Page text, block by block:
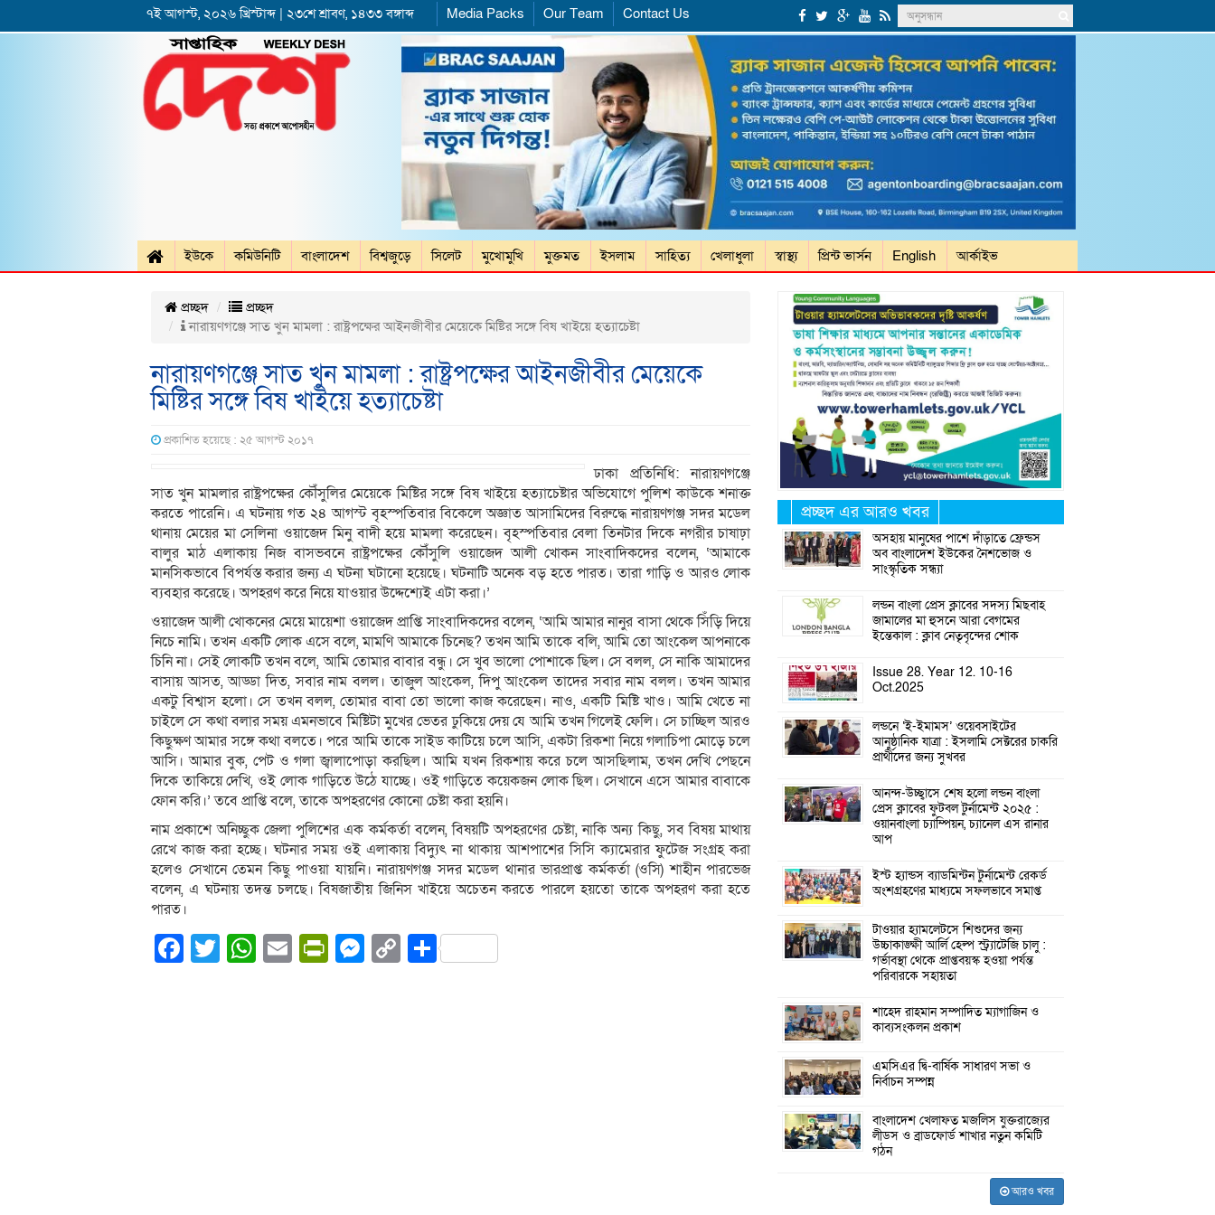
৭ই আগস্ট, ২০২৬ খ্রিস্টাব্দ | ২৩শে শ্রাবণ, ১৪৩৩ বঙ্গাব্দ Media Packs Our Team Contact Us
ইউকে কমিউনিটি বাংলাদেশ বিশ্বজুড়ে সিলেট মুখোমুখি মুক্তমত ইসলাম সাহিত্য খেলাধুলা স্বাস্থ্য প্রিন্ট ভার্সন English আর্কাইভ
প্রচ্ছদ
প্রচ্ছদ
নারায়ণগঞ্জে সাত খুন মামলা : রাষ্ট্রপক্ষের আইনজীবীর মেয়েকে মিষ্টির সঙ্গে বিষ খাইয়ে হত্যাচেষ্টা
নারায়ণগঞ্জে সাত খুন মামলা : রাষ্ট্রপক্ষের আইনজীবীর মেয়েকে
মিষ্টির সঙ্গে বিষ খাইয়ে হত্যাচেষ্টা
প্রকাশিত হয়েছে : ২৫ আগস্ট ২০১৭
ঢাকা প্রতিনিধি: নারায়ণগঞ্জে
সাত খুন মামলার রাষ্ট্রপক্ষের কৌঁসুলির মেয়েকে মিষ্টির সঙ্গে বিষ খাইয়ে হত্যাচেষ্টার অভিযোগে পুলিশ কাউকে শনাক্ত
করতে পারেনি। এ ঘটনায় গত ২৪ আগস্ট বৃহস্পতিবার বিকেলে অজ্ঞাত আসামিদের বিরুদ্ধে নারায়ণগঞ্জ সদর মডেল
থানায় মেয়ের মা সেলিনা ওয়াজেদ মিনু বাদী হয়ে মামলা করেছেন। বৃহস্পতিবার বেলা তিনটার দিকে নগরীর চাষাঢ়া
বালুর মাঠ এলাকায় নিজ বাসভবনে রাষ্ট্রপক্ষের কৌঁসুলি ওয়াজেদ আলী খোকন সাংবাদিকদের বলেন, ‘আমাকে
মানসিকভাবে বিপর্যস্ত করার জন্য এ ঘটনা ঘটানো হয়েছে। ঘটনাটি অনেক বড় হতে পারত। তারা গাড়ি ও আরও লোক
ব্যবহার করেছে। অপহরণ করে নিয়ে যাওয়ার উদ্দেশ্যেই এটা করা।’
ওয়াজেদ আলী খোকনের মেয়ে মায়েশা ওয়াজেদ প্রাপ্তি সাংবাদিকদের বলেন, ‘আমি আমার নানুর বাসা থেকে সিঁড়ি দিয়ে
নিচে নামি। তখন একটি লোক এসে বলে, মামণি আমাকে চিনেছ? তখন আমি তাকে বলি, আমি তো আংকেল আপনাকে
চিনি না। সেই লোকটি তখন বলে, আমি তোমার বাবার বন্ধু। সে খুব ভালো পোশাকে ছিল। সে বলল, সে নাকি আমাদের
বাসায় আসত, আড্ডা দিত, সবার নাম বলল। তাজুল আংকেল, দিপু আংকেল তাদের সবার নাম বলল। তখন আমার
একটু বিশ্বাস হলো। সে তখন বলল, তোমার বাবা তো ভালো কাজ করেছেন। নাও, একটি মিষ্টি খাও। আমি খেতে না
চাইলে সে কথা বলার সময় এমনভাবে মিষ্টিটা মুখের ভেতর ঢুকিয়ে দেয় যে আমি তখন গিলেই ফেলি। সে চাচ্ছিল আরও
কিছুক্ষণ আমার সঙ্গে কথা বলতে। পরে আমি তাকে সাইড কাটিয়ে চলে আসি, একটা রিকশা নিয়ে গলাচিপা মোড়ে চলে
আসি। আমার বুক, পেট ও গলা জ্বালাপোড়া করছিল। আমি যখন রিকশায় করে চলে আসছিলাম, তখন দেখি পেছনে
দিকে তাকিয়ে দেখি, ওই লোক গাড়িতে উঠে যাচ্ছে। ওই গাড়িতে কয়েকজন লোক ছিল। সেখানে এসে আমার বাবাকে
ফোন করি।’ তবে প্রাপ্তি বলে, তাকে অপহরণের কোনো চেষ্টা করা হয়নি।
নাম প্রকাশে অনিচ্ছুক জেলা পুলিশের এক কর্মকর্তা বলেন, বিষয়টি অপহরণের চেষ্টা, নাকি অন্য কিছু, সব বিষয় মাথায়
রেখে কাজ করা হচ্ছে। ঘটনার সময় ওই এলাকায় বিদ্যুৎ না থাকায় আশপাশের সিসি ক্যামেরার ফুটেজ সংগ্রহ করা
হলেও সেখানে তেমন কিছু পাওয়া যায়নি। নারায়ণগঞ্জ সদর মডেল থানার ভারপ্রাপ্ত কর্মকর্তা (ওসি) শাহীন পারভেজ
বলেন, এ ঘটনায় তদন্ত চলছে। বিষজাতীয় জিনিস খাইয়ে অচেতন করতে পারলে হয়তো তাকে অপহরণ করা হতে
পারত।
Facebook
Twitter
WhatsApp
EmailPrintFriendly
Messenger
CopyShare
প্রচ্ছদ এর আরও খবর
অসহায় মানুষের পাশে দাঁড়াতে ফ্রেন্ডস
অব বাংলাদেশ ইউকের নৈশভোজ ও
সাংস্কৃতিক সন্ধ্যা
লন্ডন বাংলা প্রেস ক্লাবের সদস্য মিছবাহ
জামালের মা হুসনে আরা বেগমের
ইন্তেকাল : ক্লাব নেতৃবৃন্দের শোক
Issue 28. Year 12. 10-16
Oct.2025
লন্ডনে ‘ই-ইমামস’ ওয়েবসাইটের
আনুষ্ঠানিক যাত্রা : ইসলামি সেক্টরের চাকরি
প্রার্থীদের জন্য সুখবর
আনন্দ-উচ্ছ্বাসে শেষ হলো লন্ডন বাংলা
প্রেস ক্লাবের ফুটবল টুর্নামেন্ট ২০২৫ :
ওয়ানবাংলা চ্যাম্পিয়ন, চ্যানেল এস রানার
আপ
ইস্ট হ্যান্ডস ব্যাডমিন্টন টুর্নামেন্ট রেকর্ড
অংশগ্রহণের মাধ্যমে সফলভাবে সমাপ্ত
টাওয়ার হ্যামলেটসে শিশুদের জন্য
উচ্চাকাঙ্ক্ষী আর্লি হেল্প স্ট্র্যাটেজি চালু :
গর্ভাবস্থা থেকে প্রাপ্তবয়স্ক হওয়া পর্যন্ত
পরিবারকে সহায়তা
শাহেদ রাহমান সম্পাদিত ম্যাগাজিন ও
কাব্যসংকলন প্রকাশ
এমসিএর দ্বি-বার্ষিক সাধারণ সভা ও
নির্বাচন সম্পন্ন
বাংলাদেশ খেলাফত মজলিস যুক্তরাজ্যের
লীডস ও ব্রাডফোর্ড শাখার নতুন কমিটি
গঠন
আরও খবর